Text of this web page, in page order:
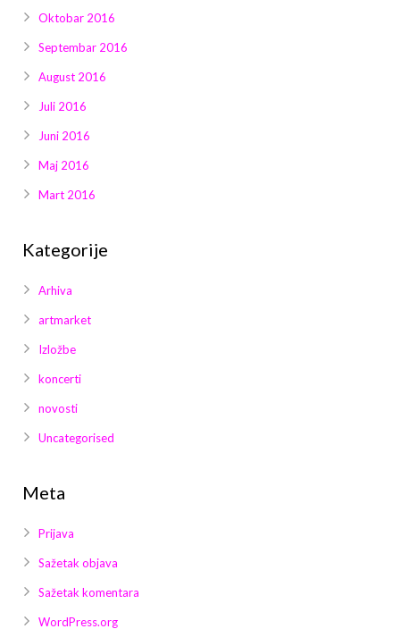
Oktobar 2016
Septembar 2016
August 2016
Juli 2016
Juni 2016
Maj 2016
Mart 2016
Kategorije
Arhiva
artmarket
Izložbe
koncerti
novosti
Uncategorised
Meta
Prijava
Sažetak objava
Sažetak komentara
WordPress.org